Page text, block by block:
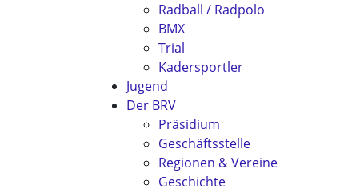
Radball / Radpolo
BMX
Trial
Kadersportler
Jugend
Der BRV
Präsidium
Geschäftsstelle
Regionen & Vereine
Geschichte